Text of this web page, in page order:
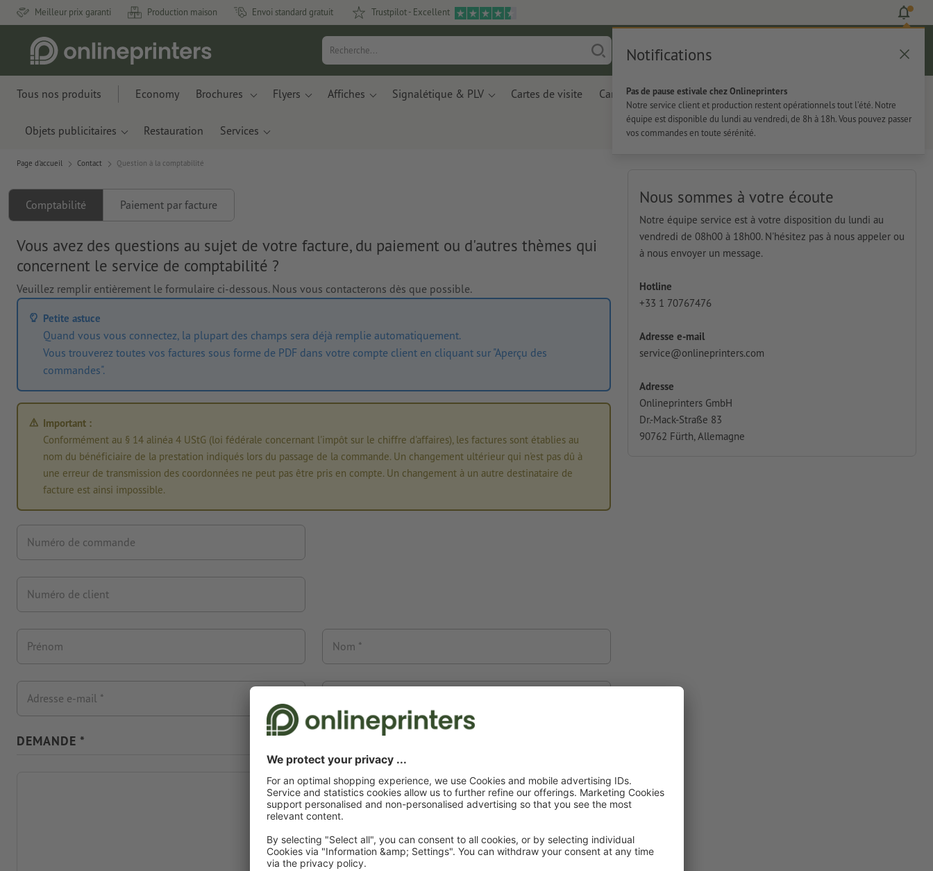
Meilleur prix garanti Production maison Envoi standard gratuit Trustpilot - Excellent
Notifications
Pas de pause estivale chez Onlineprinters
Notre service client et production restent opérationnels tout l’été. Notre
équipe est disponible du lundi au vendredi, de 8h à 18h. Vous pouvez passer
vos commandes en toute sérénité.
Panier
Tous nos produits Economy Brochures Flyers Affiches Signalétique & PLV Cartes de visite Carterie Papeterie Autocollants
Objets publicitaires Restauration Services
Page d'accueil Contact Question à la comptabilité
Comptabilité Paiement par facture
Vous avez des questions au sujet de votre facture, du paiement ou d'autres thèmes qui
concernent le service de comptabilité ?
Veuillez remplir entièrement le formulaire ci-dessous. Nous vous contacterons dès que possible.
Petite astuce
Quand vous vous connectez, la plupart des champs sera déjà remplie automatiquement.
Vous trouverez toutes vos factures sous forme de PDF dans votre compte client en cliquant sur "Aperçu des
commandes".
Important :
Conformément au § 14 alinéa 4 UStG (loi fédérale concernant l'impôt sur le chiffre d'affaires), les factures sont établies au
nom du bénéficiaire de la prestation indiqués lors du passage de la commande. Un changement ultérieur qui n'est pas dû à
une erreur de transmission des coordonnées ne peut pas être pris en compte. Un changement à un autre destinataire de
facture est ainsi impossible.
Numéro de commande
Numéro de client
Prénom Nom
Adresse e-mail
DEMANDE *
Nous sommes à votre écoute
Notre équipe service est à votre disposition du lundi au
vendredi de 08h00 à 18h00. N'hésitez pas à nous appeler ou
à nous envoyer un message.
Hotline
+33 1 70767476
Adresse e-mail
service@onlineprinters.com
Adresse
Onlineprinters GmbH
Dr.-Mack-Straße 83
90762 Fürth, Allemagne